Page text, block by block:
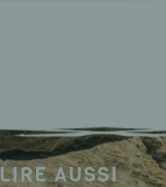
LIRE AUSSI